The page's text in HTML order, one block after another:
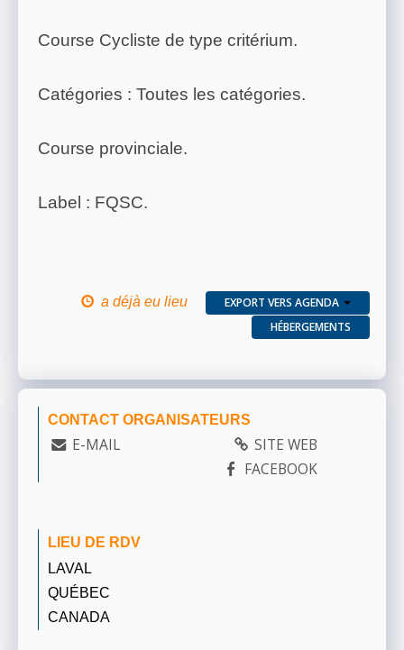
Course Cycliste de type critérium.
Catégories : Toutes les catégories.
Course provinciale.
Label : FQSC.
a déjà eu lieu
EXPORT VERS AGENDA
HÉBERGEMENTS
CONTACT ORGANISATEURS
E-MAIL
SITE WEB
FACEBOOK
LIEU DE RDV
LAVAL
QUÉBEC
CANADA